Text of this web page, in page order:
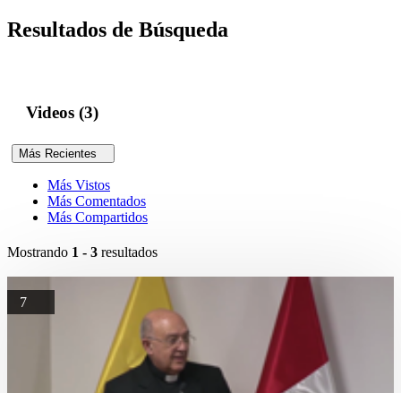
Resultados de Búsqueda
Videos (3)
Más Recientes
Más Vistos
Más Comentados
Más Compartidos
Mostrando 1 - 3 resultados
7